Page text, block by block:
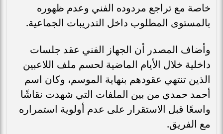
خاصة مع تراجع مردوده الفني وعدم ظهوره
بالمستوى المطلوب داخل التدريبات الجماعية.
وأضاف المصدر أن الجهاز الفني عقد جلسات
داخلية خلال الأيام الماضية لحسم ملف اللاعبين
الذين تنتهي عقودهم بنهاية الموسم، وكان اسم
أحمد حمدي من بين الملفات التي شهدت نقاشًا
واسعًا قبل الاستقرار على عدم أولوية استمراره
مع الفريق.